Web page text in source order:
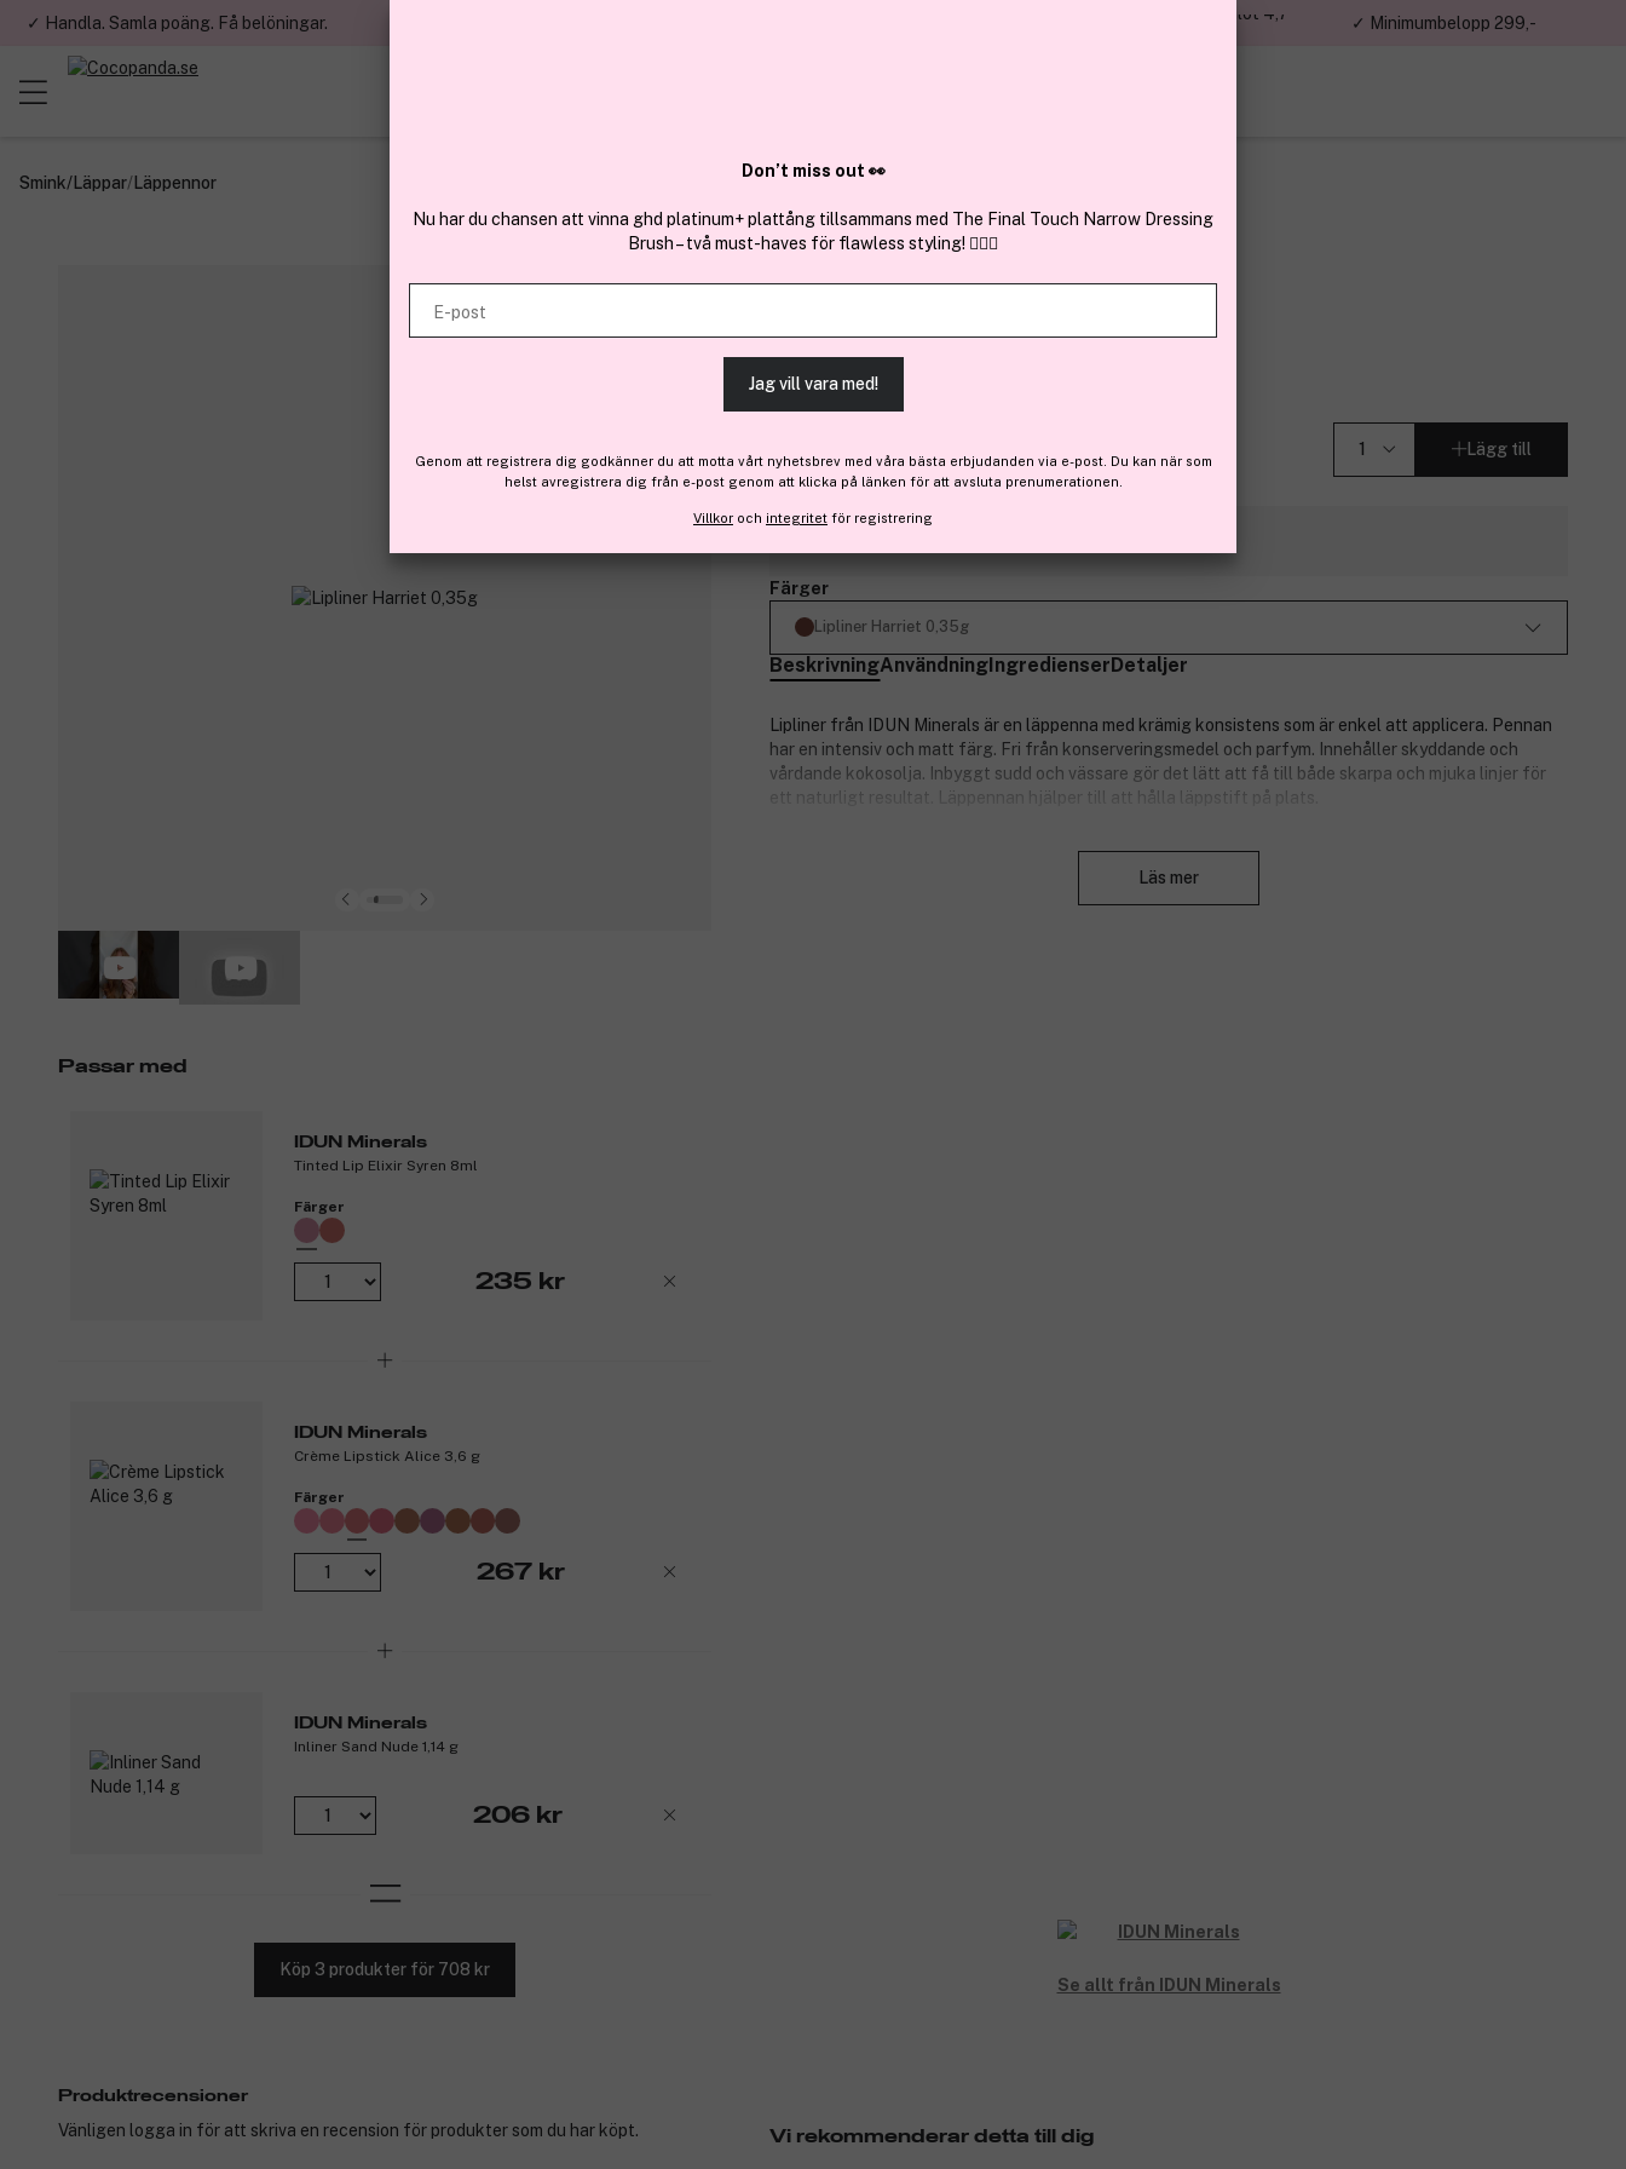
✓ Handla. Samla poäng. Få belöningar.
✓ Över 1,5 miljon kunder – Trustpilot 4,7
✓ Minimumbelopp 299,-
Smink/Läppar/Läppennor
Lipliner Harriet 0,35g
206 kr Lägg till
Färger
Lipliner Harriet 0,35g
BeskrivningAnvändningIngredienserDetaljer
Lipliner från IDUN Minerals är en läppenna med krämig konsistens som är enkel att applicera. Pennan
har en intensiv och matt färg. Fri från konserveringsmedel och parfym. Innehåller skyddande och
vårdande kokosolja. Inbyggt sudd och vässare gör det lätt att få till både skarpa och mjuka linjer för
ett naturligt resultat. Läppennan hjälper till att hålla
läppstift på plats.
Läs mer
Passar med
IDUN Minerals
Tinted Lip Elixir Syren 8ml
Färger
235 kr
IDUN Minerals
Crème Lipstick Alice 3,6 g
Färger
267 kr
IDUN Minerals
Inliner Sand Nude 1,14 g
206 kr
Köp 3 produkter för 708 kr
Se allt från IDUN Minerals
Vi rekommenderar detta till dig
Produktrecensioner
Vänligen logga in för att skriva en recension för produkter som du har köpt.
Don’t miss out 👀
Nu har du chansen att vinna ghd platinum+ plattång tillsammans med The Final Touch Narrow Dressing
Brush – två must-haves för flawless styling! 💇‍♀️✨
E-post
Jag vill vara med!
Genom att registrera dig godkänner du att motta vårt nyhetsbrev med våra bästa erbjudanden via e-post. Du kan när som
helst avregistrera dig från e-post genom att klicka på länken för att avsluta prenumerationen.
Villkor och integritet för registrering